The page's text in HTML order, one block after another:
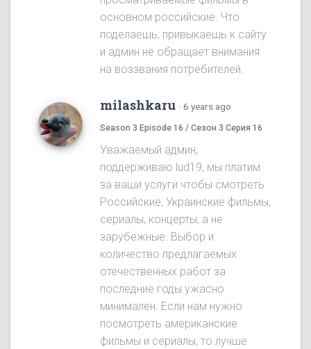
основном российские. Что
поделаешь, привыкаешь к сайту
и админ не обращает внимания
на воззвания потребителей.
milashkaru · 6 years ago
Season 3 Episode 16 / Сезон 3 Серия 16
Уважаемый админ,
поддерживаю lud19, мы платим
за ваши услуги чтобы смотреть
Российские, Украинские фильмы,
сериалы, концерты, а не
зарубежные. Выбор и
количество предлагаемых
отечественных работ за
последние годы ужасно
минимален. Если нам нужно
посмотреть американские
фильмы и сериалы, то лучше